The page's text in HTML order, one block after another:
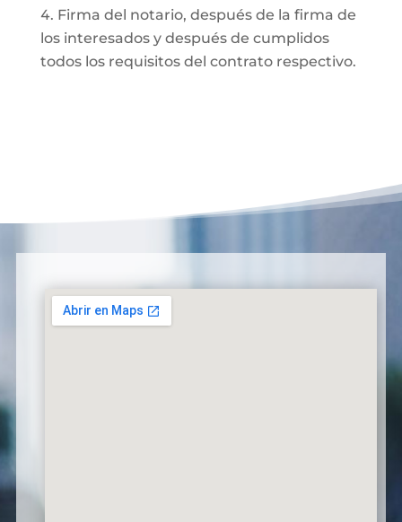
Firma del notario, después de la firma de
los interesados y después de cumplidos
todos los requisitos del contrato respectivo.